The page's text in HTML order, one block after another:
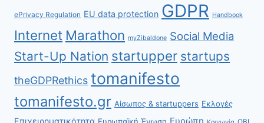
ePrivacy Regulation EU data protection GDPR Handbook
Internet Marathon myZibaldone Social Media
Start-Up Nation startupper startups
theGDPRethics tomanifesto
tomanifesto.gr Αίσωπος & startuppers Εκλογές